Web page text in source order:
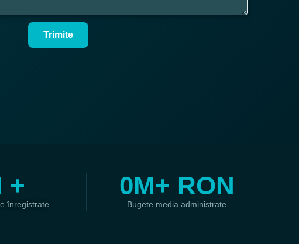
Trimite
+
înregistrate
0M+ RON
Bugete media administrate